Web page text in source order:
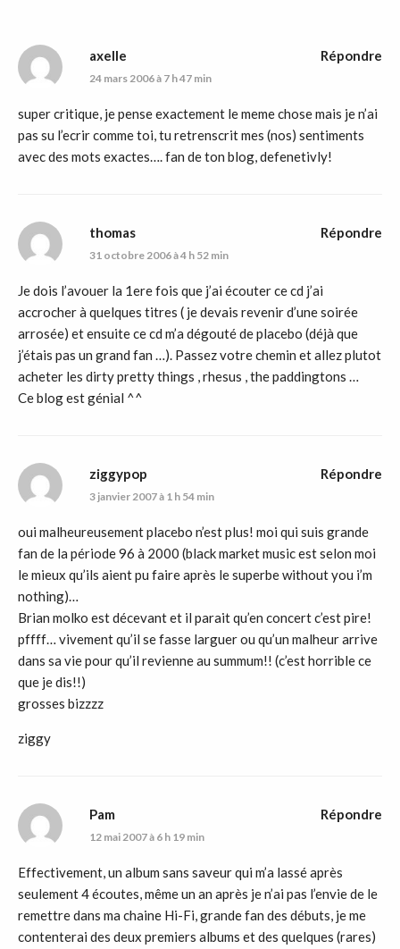
axelle
24 mars 2006 à 7 h 47 min
super critique, je pense exactement le meme chose mais je n’ai
pas su l’ecrir comme toi, tu retrenscrit mes (nos) sentiments
avec des mots exactes…. fan de ton blog, defenetivly!
Répondre
thomas
31 octobre 2006 à 4 h 52 min
Je dois l’avouer la 1ere fois que j’ai écouter ce cd j’ai
accrocher à quelques titres ( je devais revenir d’une soirée
arrosée) et ensuite ce cd m’a dégouté de placebo (déjà que
j’étais pas un grand fan …). Passez votre chemin et allez plutot
acheter les dirty pretty things , rhesus , the paddingtons …
Ce blog est génial ^^
Répondre
ziggypop
3 janvier 2007 à 1 h 54 min
oui malheureusement placebo n’est plus! moi qui suis grande
fan de la période 96 à 2000 (black market music est selon moi
le mieux qu’ils aient pu faire après le superbe without you i’m
nothing)…
Brian molko est décevant et il parait qu’en concert c’est pire!
pffff… vivement qu’il se fasse larguer ou qu’un malheur arrive
dans sa vie pour qu’il revienne au summum!! (c’est horrible ce
que je dis!!)
grosses bizzzz
ziggy
Répondre
Pam
12 mai 2007 à 6 h 19 min
Effectivement, un album sans saveur qui m’a lassé après
seulement 4 écoutes, même un an après je n’ai pas l’envie de le
remettre dans ma chaine Hi-Fi, grande fan des débuts, je me
contenterai des deux premiers albums et des quelques (rares)
Répondre